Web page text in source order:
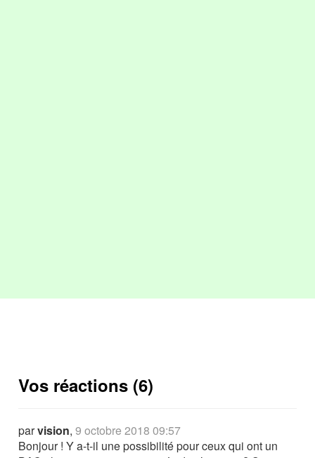
Vos réactions (6)
parvision,9 octobre 2018 09:57
Bonjour ! Y a-t-il une possibilité pour ceux qui ont un